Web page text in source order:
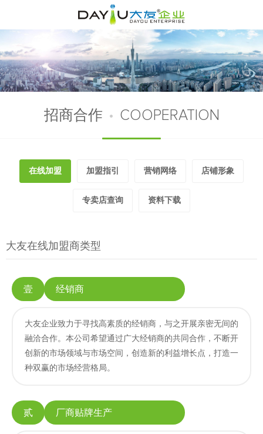
招商合作 • COOPERATION
在线加盟 加盟指引 营销网络 店铺形象
专卖店查询 资料下载
大友在线加盟商类型
壹 经销商
大友企业致力于寻找高素质的经销商，与之开展亲密无间的
融洽合作。本公司希望通过广大经销商的共同合作，不断开
创新的市场领域与市场空间，创造新的利益增长点，打造一
种双赢的市场经营格局。
贰 厂商贴牌生产